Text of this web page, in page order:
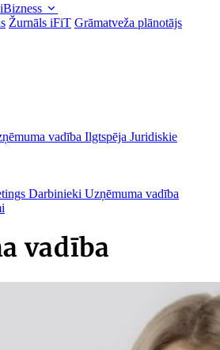
iBizness
Žurnāls iFiT Grāmatveža plānotājs
vadība Ilgtspēja Juridiskie
Darbinieki Uzņēmuma vadība
vadība